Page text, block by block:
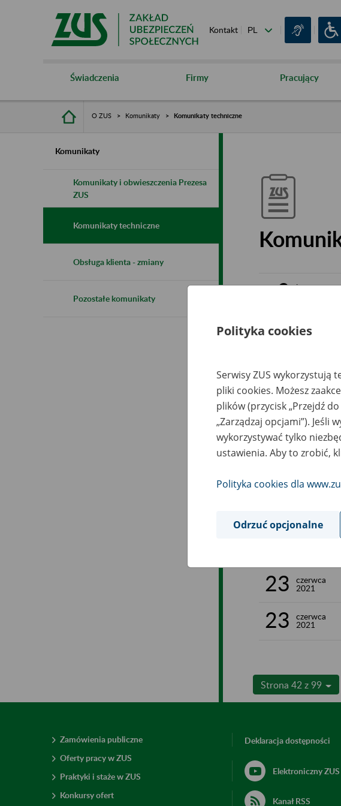
Kontakt
Świadczenia Firmy Pracujący
O ZUS Komunikaty Komunikaty techniczne
Komunikaty
Komunikaty i obwieszczenia Prezesa
ZUS
Komunikaty techniczne
Obsługa klienta - zmiany
Pozostałe komunikaty
9 lipca
8 2021
8
30
czerwca
2021
29
czerwca
2021
24
2021
23
czerwca
2021
23
czerwca
2021
Strona 42 z 99
Zamówienia publiczne
Oferty pracy w ZUS
Praktyki i staże w ZUS
Konkursy ofert
Deklaracja dostępności
Elektroniczny ZUS
Kanał RSS
Polityka cookies
Serwisy ZUS wykorzystują
pliki cookies. Możesz
plików (przycisk „Przejdź
„Zarządzaj opcjami”). Jeśli
wykorzystywać tylko
ustawienia. Aby to zrobić,
Polityka cookies dla
Odrzuć opcjonalne